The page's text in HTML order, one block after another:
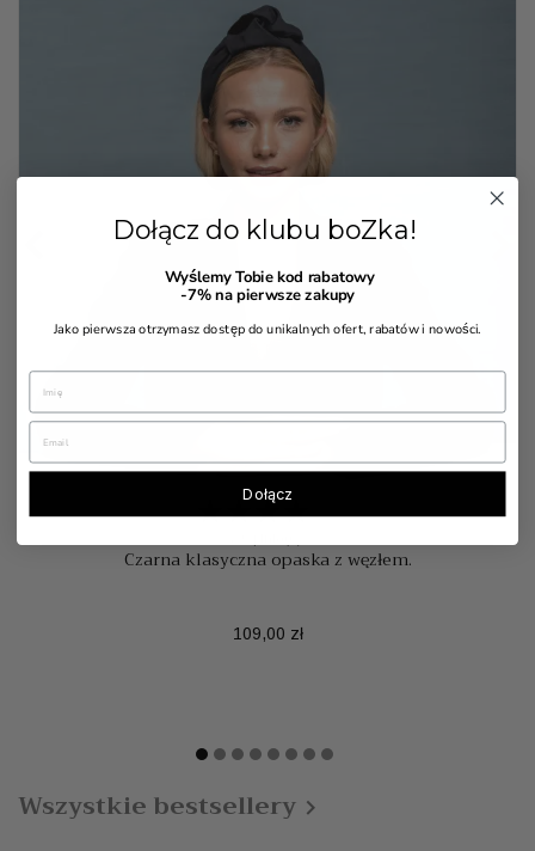
Czarna klasyczna opaska z węzłem.
Cena
109,00 zł
Wszystkie bestsellery 
Dołącz do klubu boZka!
Wyślemy Tobie kod rabatowy
-7%na pierwsze zakupy
Jako pierwsza otrzymasz dostęp do unikalnych ofert, rabatów i nowości.
Dołącz